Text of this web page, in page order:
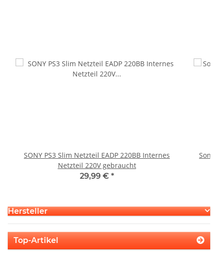
SONY PS3 Slim Netzteil EADP 220BB Internes
Netzteil 220V gebraucht
29,99 € *
Sony
Hersteller
Top-Artikel